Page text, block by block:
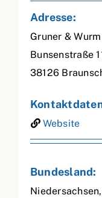
Adresse:
Gruner &
Bunsenstraße
38126
Website
Bundesland:
Niedersachsen,